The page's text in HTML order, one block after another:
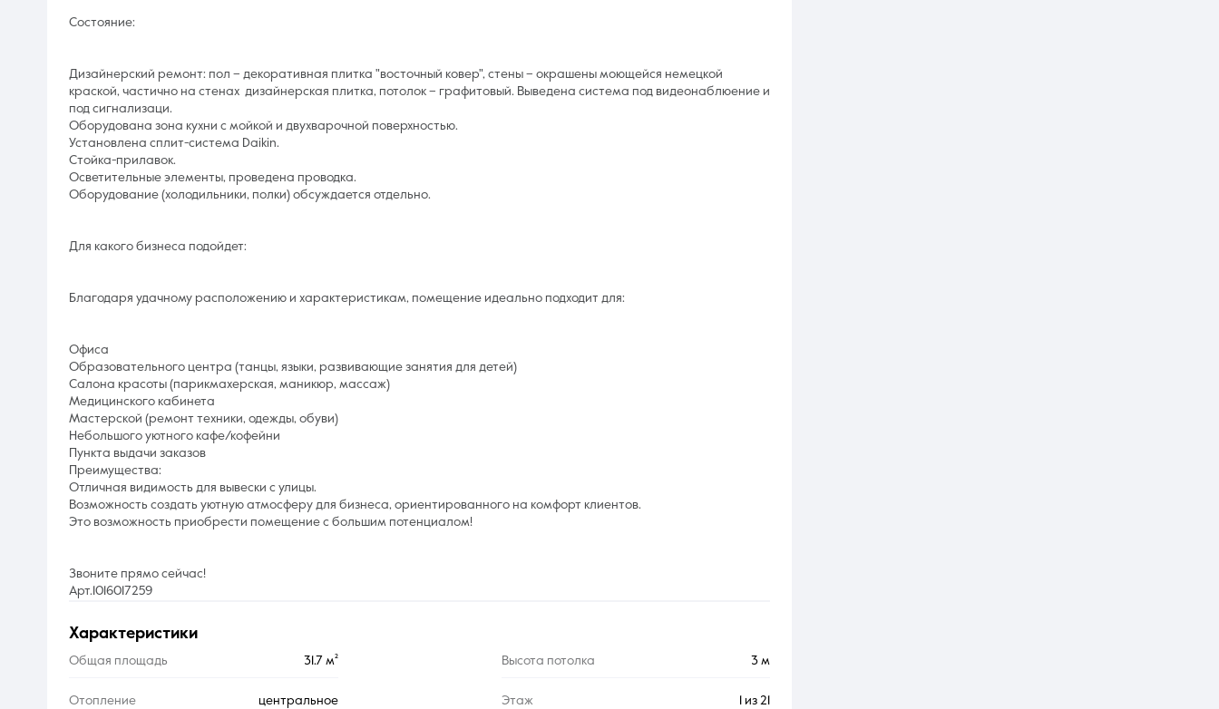
характеристики
Общая площадь 31.7 м² Высота потолка 3 м
Отопление центральное Этаж 1 из 21
Состояние:
Дизайнерский ремонт: пол – декоративная плитка "восточный ковер", стены – окрашены моющейся немецкой
краской, частично на стенах дизайнерская плитка, потолок – графитовый. Выведена система под видеонаблюение и
под сигнализаци.
Оборудована зона кухни с мойкой и двухварочной поверхностью.
Установлена сплит-система Daikin.
Стойка-прилавок.
Осветительные элементы, проведена проводка.
Оборудование (холодильники, полки) обсуждается отдельно.
Для какого бизнеса подойдет:
Благодаря удачному расположению и характеристикам, помещение идеально подходит для:
Офиса
Образовательного центра (танцы, языки, развивающие занятия для детей)
Салона красоты (парикмахерская, маникюр, массаж)
Медицинского кабинета
Мастерской (ремонт техники, одежды, обуви)
Небольшого уютного кафе/кофейни
Пункта выдачи заказов
Преимущества:
Отличная видимость для вывески с улицы.
Возможность создать уютную атмосферу для бизнеса, ориентированного на комфорт клиентов.
Это возможность приобрести помещение с большим потенциалом!
Звоните прямо сейчас!
Арт.1016017259